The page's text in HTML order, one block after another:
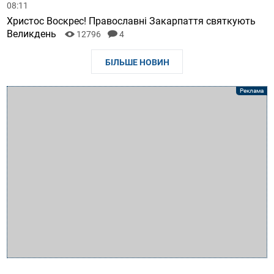
08:11
Христос Воскрес! Православні Закарпаття святкують
Великдень
12796 4
БІЛЬШЕ НОВИН